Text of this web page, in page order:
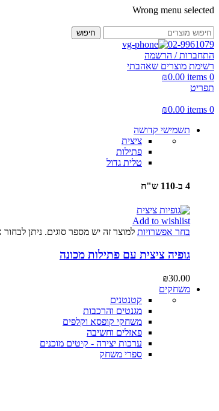
Wrong menu selected
חיפוש
02-9961079
התחברות / הרשמה
רשימת מוצרים שאהבתי
0
items
₪0.00
תפריט
0
items
₪0.00
תשמישי קדושה
ציצית
פתילות
טלית גדול
4 ב-110 ש"ח
Add to wishlist
בחר אפשרויות למוצר זה יש מספר סוגים. ניתן
גופיה ציצית עם פתילות מכונה
₪30.00
משחקים
קטנטנים
מגנטים והרכבות
משחקי קופסא וקלפים
פאזלים וחשיבה
ערכות יצירה - קיטים מוכנים
ספרי משחק